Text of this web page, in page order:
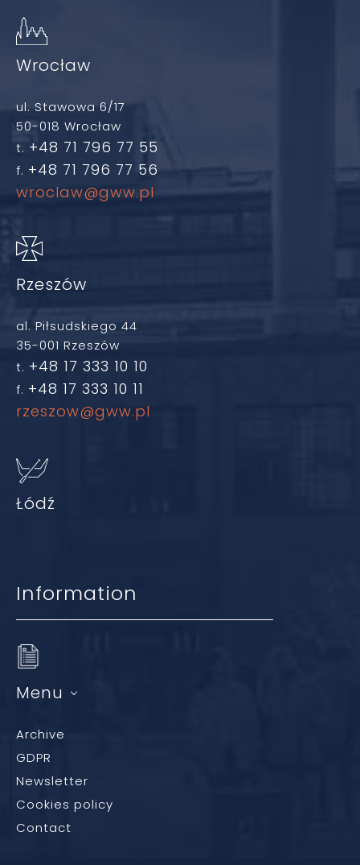
Wrocław
ul. Stawowa 6/17
50-018 Wrocław
t. +48 71 796 77 55
f. +48 71 796 77 56
wroclaw@gww.pl
Rzeszów
al. Piłsudskiego 44
35-001 Rzeszów
t. +48 17 333 10 10
f. +48 17 333 10 11
rzeszow@gww.pl
Łódź
Information
Menu
Archive
GDPR
Newsletter
Cookies policy
Contact